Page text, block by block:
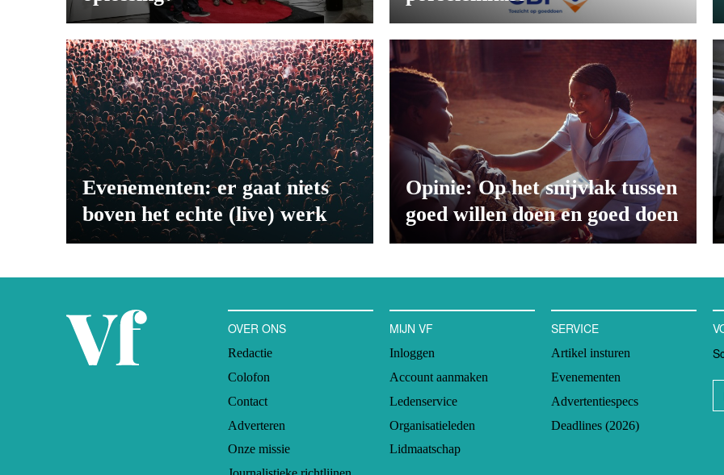
Evenementen: er gaat niets
boven het echte (live) werk
Opinie: Op het snijvlak tussen
goed willen doen en goed doen
OVER ONS
Redactie
Colofon
Contact
Adverteren
Onze missie
MIJN VF
Inloggen
Account aanmaken
Ledenservice
Organisatieleden
Lidmaatschap
SERVICE
Artikel insturen
Evenementen
Advertentiespecs
Deadlines (2026)